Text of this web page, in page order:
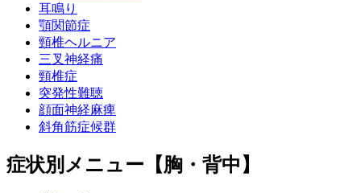
耳鳴り
顎関節症
頸椎ヘルニア
三叉神経痛
頸椎症
突発性難聴
顔面神経麻痺
斜角筋症候群
症状別メニュー【胸・背中】